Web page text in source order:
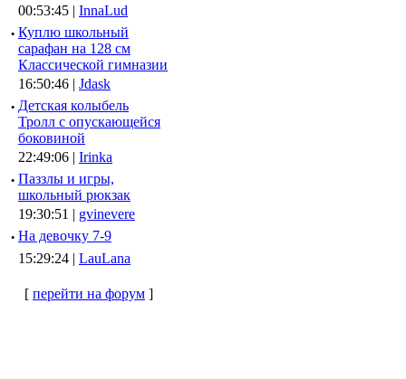
00:53:45 | InnaLud
· Куплю школьный
сарафан на 128 см
Классической гимназии
16:50:46 | Jdask
· Детская колыбель
Тролл с опускающейся
боковиной
22:49:06 | Irinka
· Паззлы и игры,
школьный рюкзак
19:30:51 | gvinevere
· Hа девочку 7-9
15:29:24 | LauLana
[ перейти на форум ]